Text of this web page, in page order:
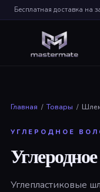
Главная / Товары /
УГЛЕРОДНОЕ
Углепластиковые